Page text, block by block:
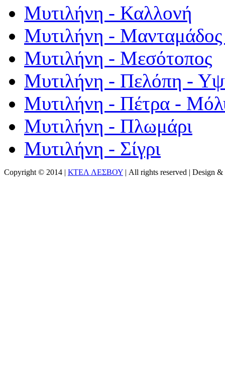
Μυτιλήνη - Καλλονή
Μυτιλήνη - Μανταμάδος
Μυτιλήνη - Μεσότοπος
Μυτιλήνη - Πελόπη -
Μυτιλήνη - Πέτρα -
Μυτιλήνη - Πλωμάρι
Μυτιλήνη - Σίγρι
Copyright © 2014 | ΚΤΕΛ ΛΕΣΒΟΥ | All rights reserved | Design &